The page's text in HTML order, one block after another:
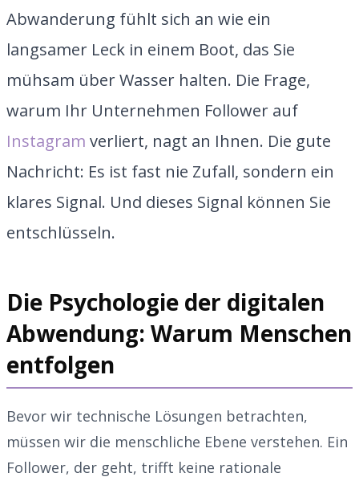
Abwanderung fühlt sich an wie ein
langsamer Leck in einem Boot, das Sie
mühsam über Wasser halten. Die Frage,
warum Ihr Unternehmen Follower auf
Instagram verliert, nagt an Ihnen. Die gute
Nachricht: Es ist fast nie Zufall, sondern ein
klares Signal. Und dieses Signal können Sie
entschlüsseln.
Die Psychologie der digitalen
Abwendung: Warum Menschen
entfolgen
Bevor wir technische Lösungen betrachten,
müssen wir die menschliche Ebene verstehen. Ein
Follower, der geht, trifft keine rationale